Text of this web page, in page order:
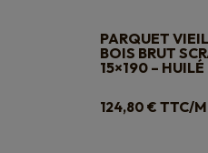
PARQUET
BOIS BRUT
15×190 – HUILÉ
124,80 € TTC/